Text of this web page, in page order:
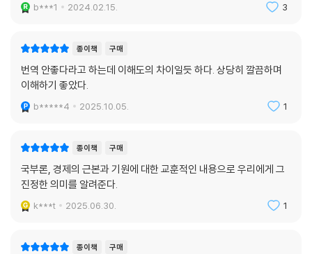
이 넘는 지면 위에 세심하게 담아냈다.
어느 쪽을 펴서 읽어도 지혜와 깨달음이 가득한 책,
새 시대를 위한 쉽고 정확한 번역
“내 인생 최고의 책이다!”(일론 머스크).
애덤 스미스는 이 책을 가능한 한 많은 독자가 읽기를 원했다. 현대지성 클
래식은 53번째로 『국부론』을 펴내면서, 고등학교 경제 교과서를 이해하
는 수준의 배경지식을 가진 사람이라면 누구나 막힘 없이 읽어 내려갈 수
을 이해하기 위해 앞으로 되돌아가 몇 번을 다시 읽지 않아도 될 정도로, 물
주와 함께, 시대 배경과 저자에 대한 수준 높은 해제를 제공해 “한번 붙잡
b***1 2024.02.15. 3
종이책 구매
번역 안좋다라고 하는데 이해도의 차이일듯 하다. 상당히 깔끔하며
이해하기 좋았다.
b*****4 2025.10.05. 1
종이책 구매
국부론, 경제의 근본과 기원에 대한 교훈적인 내용으로 우리에게 그
진정한 의미를 알려준다.
k***t 2025.06.30. 1
종이책 구매